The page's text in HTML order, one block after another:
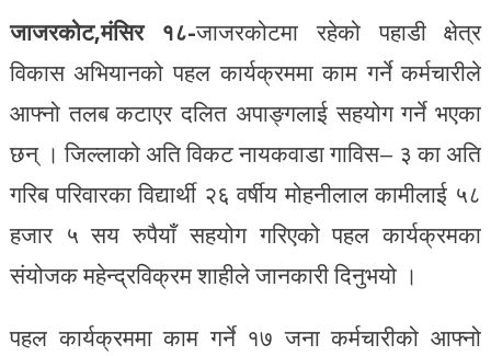
जाजरकोट,मंसिर १८-जाजरकोटमा रहेको पहाडी क्षेत्र
विकास अभियानको पहल कार्यक्रममा काम गर्ने कर्मचारीले
आफ्नो तलब कटाएर दलित अपाङ्गलाई सहयोग गर्ने भएका
छन् । जिल्लाको अति विकट नायकवाडा गाविस– ३ का अति
गरिब परिवारका विद्यार्थी २६ वर्षीय मोहनीलाल कामीलाई ५८
हजार ५ सय रुपैयाँ सहयोग गरिएको पहल कार्यक्रमका
संयोजक महेन्द्रविक्रम शाहीले जानकारी दिनुभयो ।
पहल कार्यक्रममा काम गर्ने १७ जना कर्मचारीको आफ्नो